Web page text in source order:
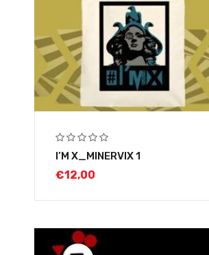
I’M X_MINERVIX 1
€12,00